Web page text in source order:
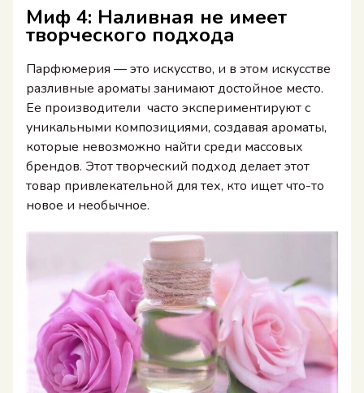
Миф 4: Наливная не имеет
творческого подхода
Парфюмерия — это искусство, и в этом искусстве
разливные ароматы занимают достойное место.
Ее производители часто экспериментируют с
уникальными композициями, создавая ароматы,
которые невозможно найти среди массовых
брендов. Этот творческий подход делает этот
товар привлекательной для тех, кто ищет что-то
новое и необычное.